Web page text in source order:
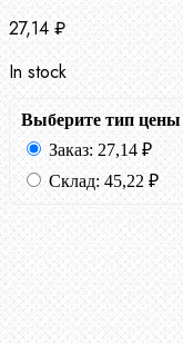
27,14 ₽
In stock
Выберите тип цены
Заказ: 27,14 ₽
Склад: 45,22 ₽